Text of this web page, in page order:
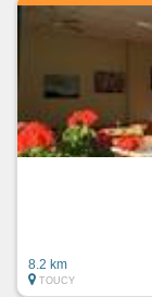
8.2 km
TOUCY